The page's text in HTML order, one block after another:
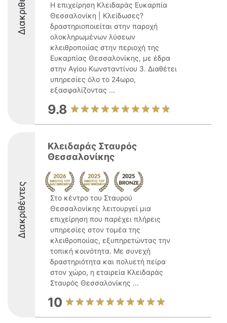
Η επιχείρηση Κλειδαράς Ευκαρπία
Θεσσαλονίκη | Κλείδωσες?
δραστηριοποιείται στην παροχή
ολοκληρωμένων λύσεων
κλειθροποιίας στην περιοχή της
Ευκαρπίας Θεσσαλονίκης, με έδρα
στην Αγίου Κωνσταντίνου 3. Διαθέτει
υπηρεσίες όλο το 24ωρο,
εξασφαλίζοντας ...
9.8
Διακριθέντες
Κλειδαράς Σταυρός
Θεσσαλονίκης
Στο κέντρο του Σταυρού
Θεσσαλονίκης λειτουργεί μια
επιχείρηση που παρέχει πλήρεις
υπηρεσίες στον τομέα της
κλειθροποιίας, εξυπηρετώντας την
τοπική κοινότητα. Με συνεχή
δραστηριότητα και πολυετή πείρα
στον χώρο, η εταιρεία Κλειδαράς
Σταυρός Θεσσαλονίκης ...
10